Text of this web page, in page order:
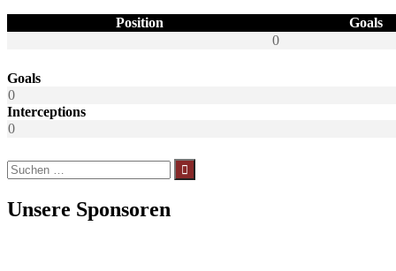
Position Goals
0
Goals
0
Interceptions
0
Suchen
nach:
Unsere Sponsoren